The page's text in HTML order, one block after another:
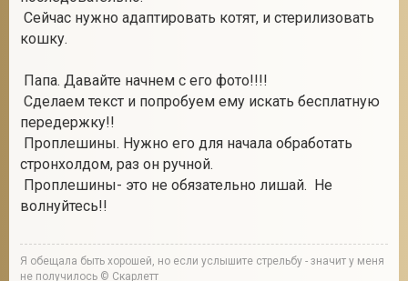
Сейчас нужно адаптировать котят, и стерилизовать
кошку.
Папа. Давайте начнем с его фото!!!!
Сделаем текст и попробуем ему искать бесплатную
передержку!!
Проплешины. Нужно его для начала обработать
стронхолдом, раз он ручной.
Проплешины- это не обязательно лишай. Не
волнуйтесь!!
Я обещала быть хорошей, но если услышите стрельбу - значит у меня
не получилось © Скарлетт